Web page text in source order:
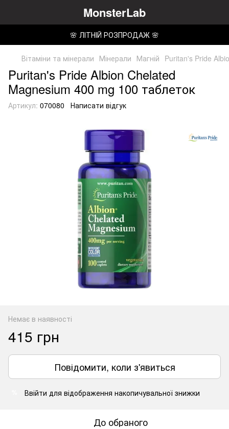
MonsterLab
🌸 ЛІТНІЙ РОЗПРОДАЖ 🌸
Вітаміни та мінерали Мінерали Магній Puritan's Pride
Puritan's Pride Albion Chelated
Magnesium 400 mg 100 таблеток
Артикул: 070080 Написати відгук
Немає в наявності
415 грн
Повідомити, коли з'явиться
Ввійти для відображення накопичувальної знижки
До обраного